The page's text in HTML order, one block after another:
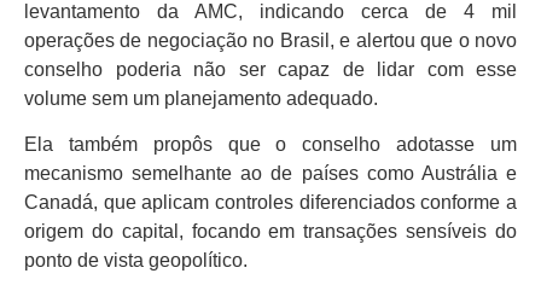
levantamento da AMC, indicando cerca de 4 mil
operações de negociação no Brasil, e alertou que o novo
conselho poderia não ser capaz de lidar com esse
volume sem um planejamento adequado.
Ela também propôs que o conselho adotasse um
mecanismo semelhante ao de países como Austrália e
Canadá, que aplicam controles diferenciados conforme a
origem do capital, focando em transações sensíveis do
ponto de vista geopolítico.